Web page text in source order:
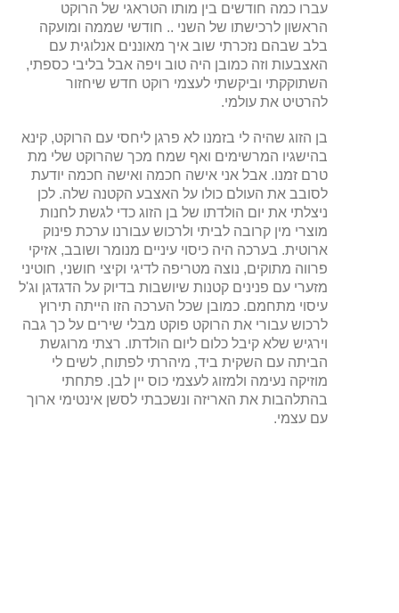
עברו כמה חודשים בין מותו הטראגי של הרוקט
הראשון לרכישתו של השני .. חודשי שממה ומועקה
בלב שבהם נזכרתי שוב איך מאוננים אנלוגית עם
האצבעות וזה כמובן היה טוב ויפה אבל בליבי כספתי,
השתוקקתי וביקשתי לעצמי רוקט חדש שיחזור
להרטיט את עולמי.
בן הזוג שהיה לי בזמנו לא פרגן ליחסי עם הרוקט, קינא
בהישגיו המרשימים ואף שמח מכך שהרוקט שלי מת
טרם זמנו. אבל אני אישה חכמה ואישה חכמה יודעת
לסובב את העולם כולו על האצבע הקטנה שלה. לכן
ניצלתי את יום הולדתו של בן הזוג כדי לגשת לחנות
מוצרי מין קרובה לביתי ולרכוש עבורנו ערכת פינוק
ארוטית. בערכה היה כיסוי עיניים מנומר ושובב, אזיקי
פרווה מתוקים, נוצה מטריפה לדיגי וקיצי חושני, חוטיני
מזערי עם פנינים קטנות שיושבות בדיוק על הדגדגן וג'ל
עיסוי מתחמם. כמובן שכל הערכה הזו הייתה תירוץ
לרכוש עבורי את הרוקט פוקט מבלי שירים על כך גבה
וירגיש שלא קיבל כלום ליום הולדתו. רצתי מרוגשת
הביתה עם השקית ביד, מיהרתי לפתוח, לשים לי
מוזיקה נעימה ולמזוג לעצמי כוס יין לבן. פתחתי
בהתלהבות את האריזה ונשכבתי לסשן אינטימי ארוך
עם עצמי.